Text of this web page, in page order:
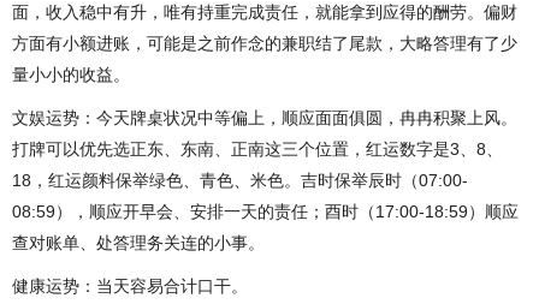
面，收入稳中有升，唯有持重完成责任，就能拿到应得的酬劳。偏财
方面有小额进账，可能是之前作念的兼职结了尾款，大略答理有了少
量小小的收益。
文娱运势：今天牌桌状况中等偏上，顺应面面俱圆，冉冉积聚上风。
打牌可以优先选正东、东南、正南这三个位置，红运数字是3、8、
18，红运颜料保举绿色、青色、米色。吉时保举辰时（07:00-
08:59），顺应开早会、安排一天的责任；酉时（17:00-18:59）顺应
查对账单、处答理务关连的小事。
健康运势：当天容易合计口干。